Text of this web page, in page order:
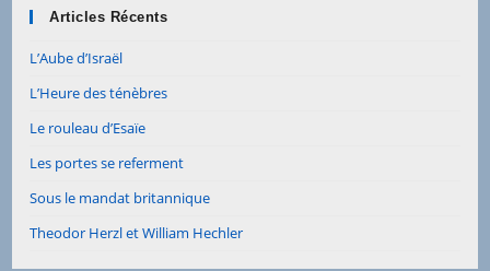
Articles Récents
L’Aube d’Israël
L’Heure des ténèbres
Le rouleau d’Esaïe
Les portes se referment
Sous le mandat britannique
Theodor Herzl et William Hechler